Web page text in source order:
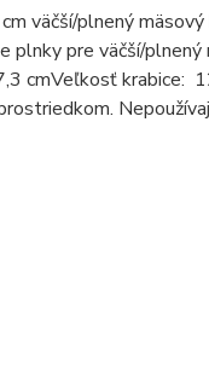
cm väčší/plnený
pre väčší/plnený
krabice: